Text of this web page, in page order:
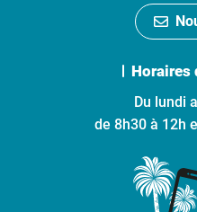
Horaires
Du lundi
de 8h30 à 12h